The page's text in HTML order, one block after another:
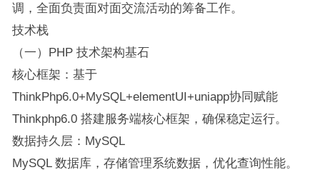
调，全面负责面对面交流活动的筹备工作。
技术栈
（一）PHP 技术架构基石
核心框架：基于
ThinkPhp6.0+MySQL+elementUI+uniapp协同赋能
Thinkphp6.0 搭建服务端核心框架，确保稳定运行。
数据持久层：MySQL
MySQL 数据库，存储管理系统数据，优化查询性能。